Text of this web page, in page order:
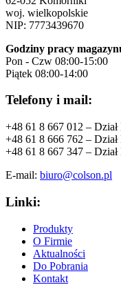
woj. wielkopolskie
NIP: 7773439670
Godziny pracy
Pon - Czw 08:00-15:00
Piątek 08:00-14:00
Telefony i mail:
+48 61 8 667 012 –
+48 61 8 666 762 –
+48 61 8 667 347 –
E-mail: biuro@colson.pl
Linki:
Produkty
O Firmie
Aktualności
Do Pobrania
Kontakt